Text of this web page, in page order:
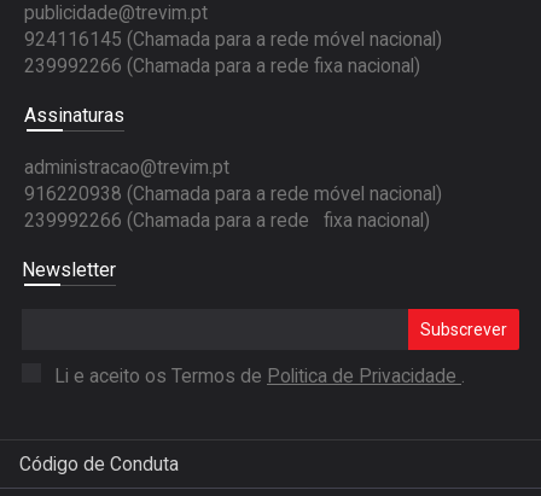
publicidade@trevim.pt
924116145 (Chamada para a rede móvel nacional)
239992266 (Chamada para a rede fixa nacional)
Assinaturas
administracao@trevim.pt
916220938 (Chamada para a rede móvel nacional)
239992266 (Chamada para a rede fixa nacional)
Newsletter
Subscrever
Li e aceito os Termos de Politica de Privacidade .
Código de Conduta